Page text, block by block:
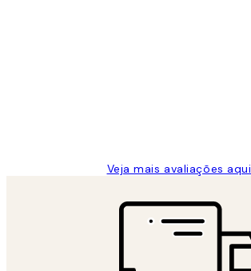
Veja mais avaliações aqui